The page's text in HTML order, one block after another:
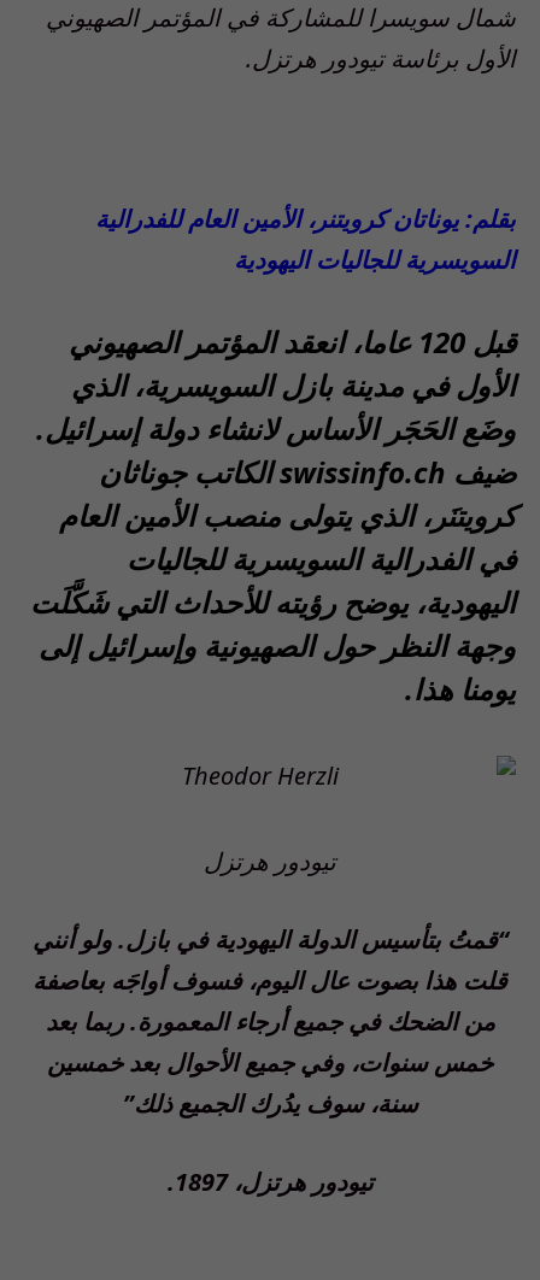
شمال سويسرا للمشاركة في المؤتمر الصهيوني
الأول برئاسة تيودور هرتزل.
بقلم: يوناتان كرويتنر، الأمين العام للفدرالية
السويسرية للجاليات اليهودية
قبل 120 عاما، انعقد المؤتمر الصهيوني
الأول في مدينة بازل السويسرية، الذي
وضَع الحَجَر الأساس لانشاء دولة إسرائيل.
ضيف swissinfo.ch الكاتب جوناثان
كرويتنَر، الذي يتولى منصب الأمين العام
في الفدرالية السويسرية للجاليات
اليهودية، يوضح رؤيته للأحداث التي شَكَّلَت
وجهة النظر حول الصهيونية وإسرائيل إلى
يومنا هذا.
تيودور هرتزل
“قمتُ بتأسيس الدولة اليهودية في بازل. ولو أنني
قلت هذا بصوت عال اليوم،فسوف أواجَه بعاصفة
من الضحك في جميع أرجاء المعمورة. ربما بعد
خمس سنوات، وفي جميع الأحوال بعد خمسين
سنة، سوف يدُرك الجميع ذلك”
تيودور هرتزل، 1897.